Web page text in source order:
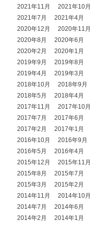
2021年11月
2021年10月
2021年7月
2021年4月
2020年12月
2020年11月
2020年8月
2020年6月
2020年2月
2020年1月
2019年9月
2019年8月
2019年4月
2019年3月
2018年10月
2018年9月
2018年5月
2018年4月
2017年11月
2017年10月
2017年7月
2017年6月
2017年2月
2017年1月
2016年10月
2016年9月
2016年5月
2016年4月
2015年12月
2015年11月
2015年8月
2015年7月
2015年3月
2015年2月
2014年11月
2014年10月
2014年7月
2014年6月
2014年2月
2014年1月